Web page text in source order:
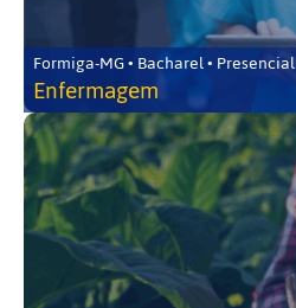
Formiga-MG • Bacharel • Presencial
Enfermagem